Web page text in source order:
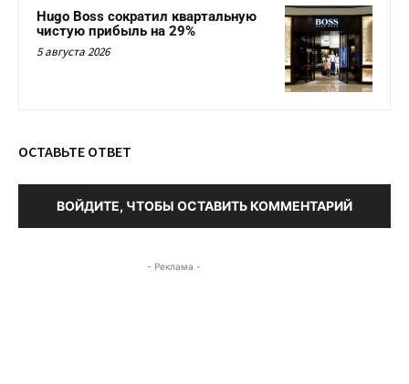
Hugo Boss сократил квартальную
чистую прибыль на 29%
5 августа 2026
ОСТАВЬТЕ ОТВЕТ
ВОЙДИТЕ, ЧТОБЫ ОСТАВИТЬ КОММЕНТАРИЙ
- Реклама -